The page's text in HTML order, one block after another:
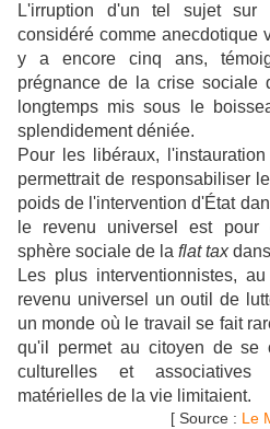
L'irruption d'un tel sujet
considéré comme anecdotique
y a encore cinq ans,
prégnance de la crise sociale
longtemps mis sous le
splendidement déniée.
Pour les libéraux,
permettrait de responsabiliser
poids de l'intervention d'État
le revenu universel est
sphère sociale de la flat tax
Les plus interventionnistes,
revenu universel un outil de
un monde où le travail se fait
qu'il permet au citoyen de se
culturelles et
matérielles de la vie limitaient.
[ Source : Le